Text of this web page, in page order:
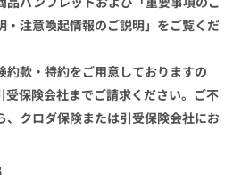
注意喚起情報のご説明」をご覧くだ
約款・特約をご用意しておりますの
受保険会社までご請求ください。ご不
、クロダ保険または引受保険会社にお